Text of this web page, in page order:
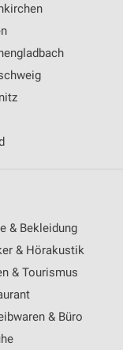
& Bekleidung
& Hörakustik
& Tourismus
& Büro